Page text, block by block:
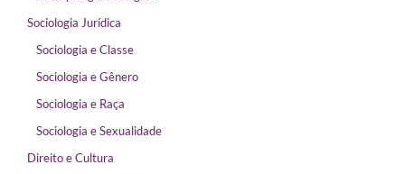
Sociologia Jurídica
Sociologia e Classe
Sociologia e Gênero
Sociologia e Raça
Sociologia e Sexualidade
Direito e Cultura